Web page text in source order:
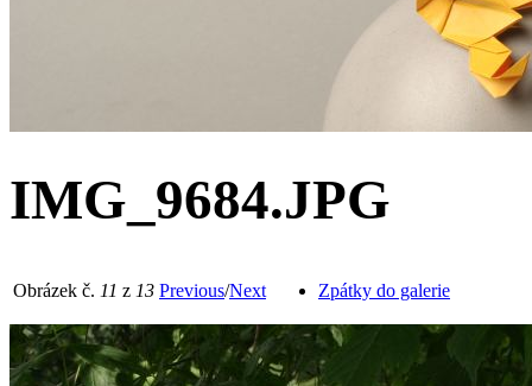
IMG_9684.JPG
Obrázek č. 11 z 13 Previous/Next Zpátky do galerie